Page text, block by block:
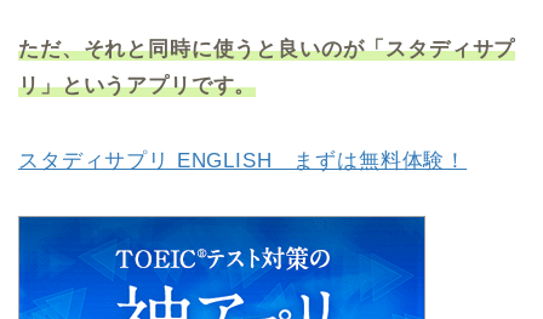
ただ、それと同時に使うと良いのが「スタディサプ
リ」というアプリです。
スタディサプリ ENGLISH まずは無料体験！